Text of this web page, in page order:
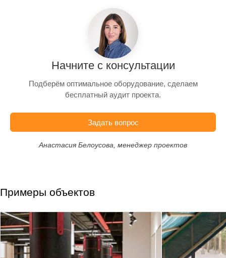
Начните с консультации
Подберём оптимальное оборудование, сделаем
бесплатный аудит проекта.
Задать вопрос
Анастасия Белоусова, менеджер проектов
Примеры объектов